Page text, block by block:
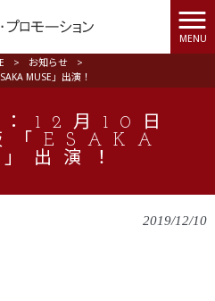
MENU
> お知らせ
>
MUSE」出演！
：12月10日
「ESAKA
出演！
2019/12/10